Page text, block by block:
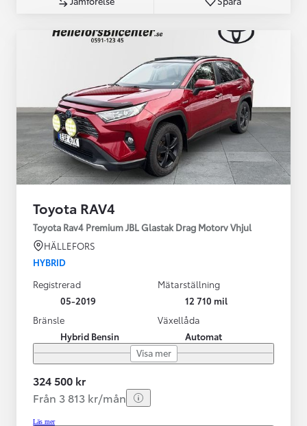
Toyota RAV4
Toyota Rav4 Premium JBL Glastak Drag Motorv Vhjul
HÄLLEFORS
HYBRID
Registrerad
05-2019
Mätarställning
12 710 mil
Bränsle
Hybrid Bensin
Växellåda
Automat
Visa mer
324 500 kr
Från 3 813 kr/mån
Läs mer